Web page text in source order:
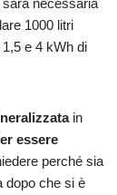
sarà necessaria
1000 litri
e 4 kWh di
in
essere
perché sia
dopo che si è